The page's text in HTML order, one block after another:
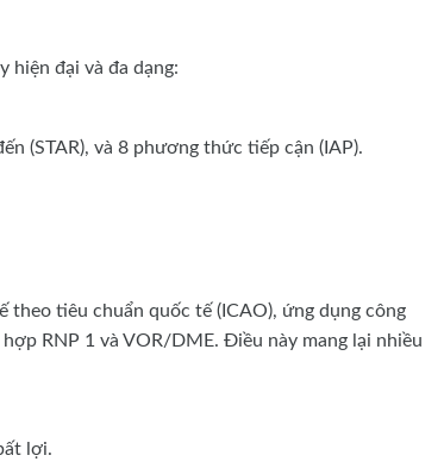
hiện đại và đa dạng:
(STAR), và 8 phương thức tiếp cận (IAP).
theo tiêu chuẩn quốc tế (ICAO), ứng dụng công
RNP 1 và VOR/DME. Điều này mang lại nhiều
lợi.